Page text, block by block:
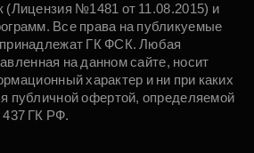
(Лицензия №1481 от 11.08.2015) и
Все права на публикуемые
ГК ФСК. Любая
на данном сайте, носит
характер и ни при каких
публичной офертой, определяемой
437 ГК РФ.